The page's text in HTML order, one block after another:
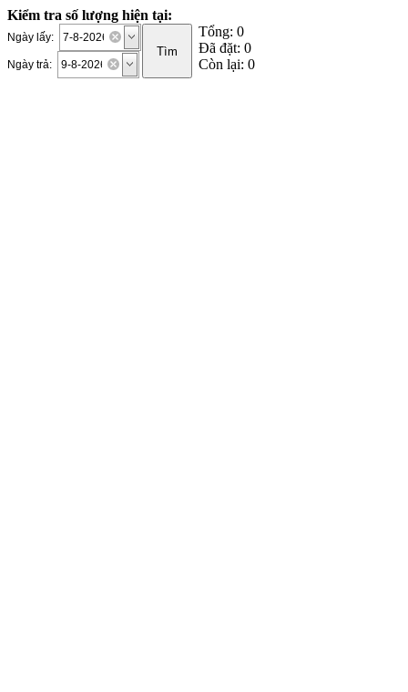
Kiểm tra số lượng hiện tại:
Ngày lấy:
Ngày trả:
Tổng: 0
Đã đặt: 0
Còn lại: 0